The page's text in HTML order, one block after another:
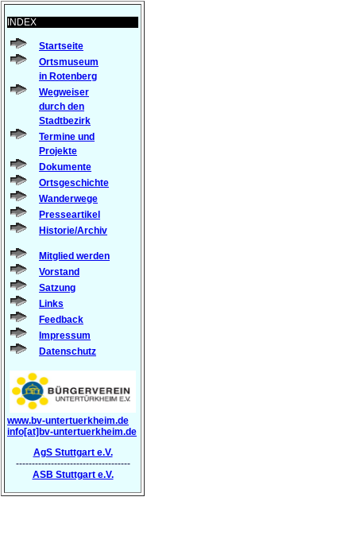
INDEX
Startseite
Ortsmuseum
in Rotenberg
Wegweiser
durch den
Stadtbezirk
Termine und
Projekte
Dokumente
Ortsgeschichte
Wanderwege
Presseartikel
Historie/Archiv
Mitglied werden
Vorstand
Satzung
Links
Feedback
Impressum
Datenschutz
www.bv-untertuerkheim.de
info[at]bv-untertuerkheim.de
AgS Stuttgart e.V.
------------------------------------
ASB Stuttgart e.V.